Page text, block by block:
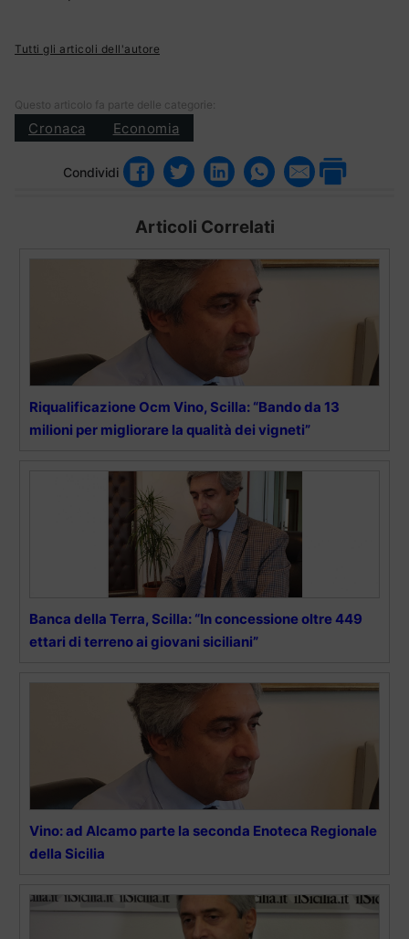
Tutti gli articoli dell'autore
Questo articolo fa parte delle categorie:
Cronaca Economia
Condividi
Articoli Correlati
Riqualificazione Ocm Vino, Scilla: “Bando da 13
milioni per migliorare la qualità dei vigneti”
Banca della Terra, Scilla: “In concessione oltre 449
ettari di terreno ai giovani siciliani”
Vino: ad Alcamo parte la seconda Enoteca Regionale
della Sicilia